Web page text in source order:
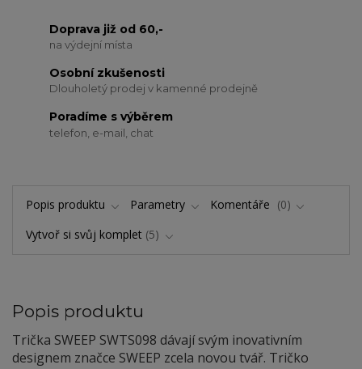
Doprava již od 60,-
na výdejní místa
Osobní zkušenosti
Dlouholetý prodej v kamenné prodejně
Poradíme s výběrem
telefon, e-mail, chat
Popis produktu Parametry Komentáře
0
Vytvoř si svůj komplet 5
Popis produktu
Trička SWEEP SWTS098 dávají svým inovativním
designem značce SWEEP zcela novou tvář. Tričko